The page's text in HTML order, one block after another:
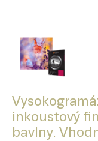
inkoustový
bavlny.